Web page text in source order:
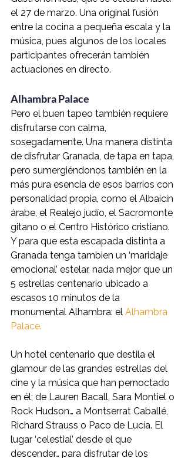
el 27 de marzo. Una original fusión
entre la cocina a pequeña escala y la
música, pues algunos de los locales
participantes ofrecerán también
actuaciones en directo.
Alhambra Palace
Pero el buen tapeo también requiere
disfrutarse con calma,
sosegadamente. Una manera distinta
de disfrutar Granada, de tapa en tapa,
pero sumergiéndonos también en la
más pura esencia de esos barrios con
personalidad propia, como el Albaicín
árabe, el Realejo judío, el Sacromonte
gitano o el Centro Histórico cristiano.
Y para que esta escapada distinta a
Granada tenga tambien un ‘maridaje
emocional’ estelar, nada mejor que un
5 estrellas centenario ubicado a
escasos 10 minutos de la
monumental Alhambra: el Alhambra
Palace.
Un hotel centenario que destila el
glamour de las grandes estrellas del
cine y la música que han pernoctado
en él; de Lauren Bacall, Sara Montiel o
Rock Hudson… a Montserrat Caballé,
Richard Strauss o Paco de Lucía. El
lugar ‘celestial’ desde el que
descender… para disfrutar de los